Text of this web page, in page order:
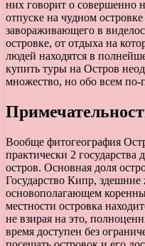
них говорит о совершенно
отпуске на чудном
завораживающего в
островке, от отдыха на
людей находятся в
купить туры на Остров
множество, но обо всем по-
Вообще фитогеография
практически 2
остров. Основная доля
Государство Кипр, здешние
основополагающем
местности островка
не взирая на это,
время доступен без